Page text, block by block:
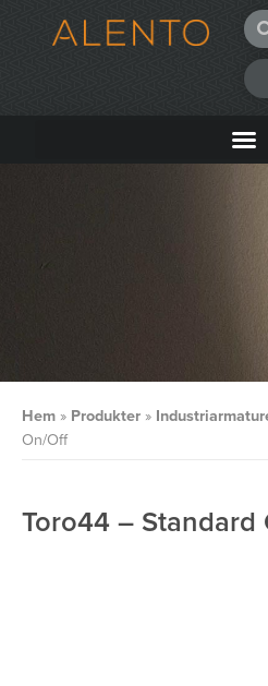
Hem » Produkter »
On/Off
Toro44 – Standard